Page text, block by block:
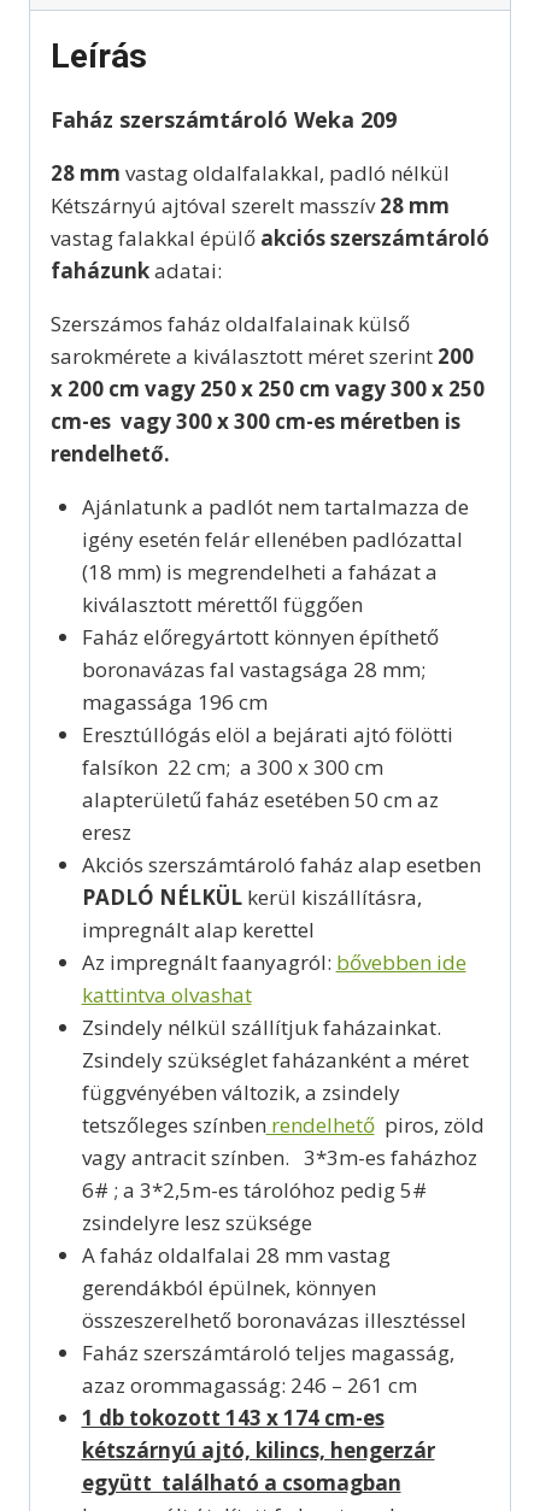
Leírás
Faház szerszámtároló Weka 209
28 mm vastag oldalfalakkal, padló nélkül
Kétszárnyú ajtóval szerelt masszív28 mm
vastag falakkal épülő akciós szerszámtároló
faházunkadatai:
Szerszámos faház oldalfalainak külső
sarokmérete a kiválasztott méret szerint 200
x 200 cm vagy 250 x 250 cm vagy 300 x 250
cm-es vagy 300 x 300 cm-es méretben is
rendelhető.
Ajánlatunk a padlót nem tartalmazza de
igény esetén felár ellenében padlózattal
(18 mm) is megrendelheti a faházat a
kiválasztott mérettől függően
Faház előregyártott könnyen építhető
boronavázas fal vastagsága 28 mm;
magassága 196 cm
Eresztúllógás elöl a bejárati ajtó fölötti
falsíkon 22 cm; a 300 x 300 cm
alapterületű faház esetében 50 cm az
eresz
Akciós szerszámtároló faház alap esetben
PADLÓ NÉLKÜLkerül kiszállításra,
impregnált alap kerettel
Az impregnált faanyagról: bővebben ide
kattintva olvashat
Zsindely nélkül szállítjuk faházainkat.
Zsindely szükséglet faházanként a méret
függvényében változik, a zsindely
tetszőleges színben rendelhetőpiros, zöld
vagy antracit színben. 3*3m-es faházhoz
6# ; a 3*2,5m-es tárolóhoz pedig 5#
zsindelyre lesz szüksége
A faház oldalfalai 28 mm vastag
gerendákból épülnek, könnyen
összeszerelhető boronavázas illesztéssel
Faház szerszámtároló teljes magasság,
azaz orommagasság: 246 – 261 cm
1 db tokozott 143 x 174 cm-es
kétszárnyú ajtó, kilincs, hengerzár
együtt található a csomagban